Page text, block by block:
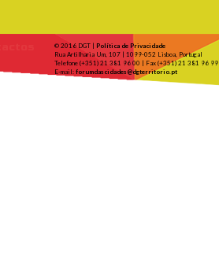
© 2016 DGT | Política de Privacidade
Rua Artilharia Um, 107 | 1099-052 Lisboa, Portugal
Telefone (+351) 21 381 96 00 | Fax (+351) 21 381 96 99
E-mail: forumdascidades@dgterritorio.pt